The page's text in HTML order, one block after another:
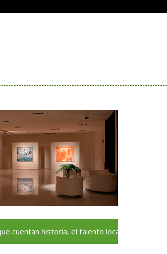
el talento local deja huella en el Festival